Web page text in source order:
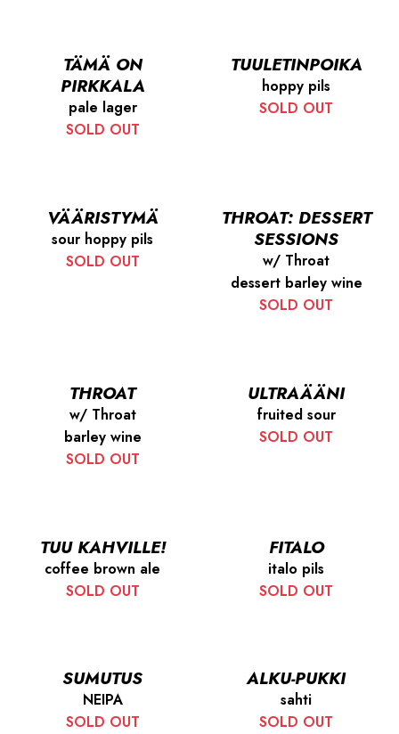
TÄMÄ ON
PIRKKALA
pale lager
SOLD OUT
TUULETINPOIKA
hoppy pils
SOLD OUT
VÄÄRISTYMÄ
sour hoppy pils
SOLD OUT
THROAT: DESSERT
SESSIONS
w/ Throat
dessert barley wine
SOLD OUT
THROAT
w/ Throat
barley wine
SOLD OUT
ULTRAÄÄNI
fruited sour
SOLD OUT
TUU KAHVILLE!
coffee brown ale
SOLD OUT
FITALO
italo pils
SOLD OUT
SUMUTUS
NEIPA
SOLD OUT
ALKU-PUKKI
sahti
SOLD OUT